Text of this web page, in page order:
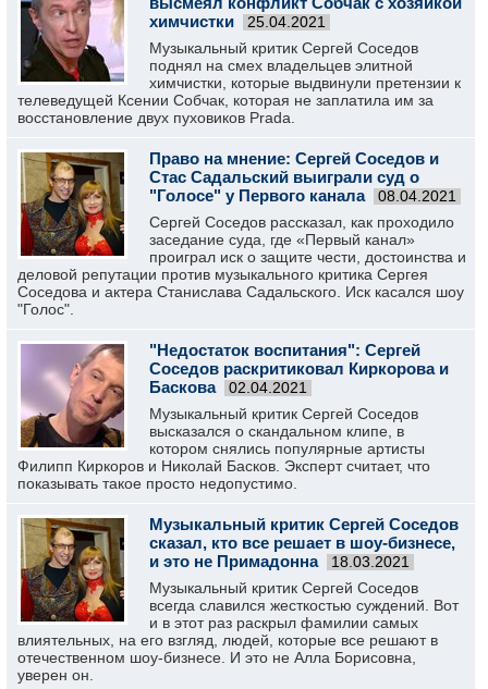
химчистки
25.04.2021
Музыкальный критик Сергей Соседов
поднял на смех владельцев элитной
химчистки, которые выдвинули претензии к
телеведущей Ксении Собчак, которая не заплатила им за
восстановление двух пуховиков Prada.
Право на мнение: Сергей Соседов и
Стас Садальский выиграли суд о
"Голосе" у Первого канала
08.04.2021
Сергей Соседов рассказал, как проходило
заседание суда, где «Первый канал»
проиграл иск о защите чести, достоинства и
деловой репутации против музыкального критика Сергея
Соседова и актера Станислава Садальского. Иск касался шоу
"Голос".
"Недостаток воспитания": Сергей
Соседов раскритиковал Киркорова и
Баскова
02.04.2021
Музыкальный критик Сергей Соседов
высказался о скандальном клипе, в
котором снялись популярные артисты
Филипп Киркоров и Николай Басков. Эксперт считает, что
показывать такое просто недопустимо.
Музыкальный критик Сергей Соседов
сказал, кто все решает в шоу-бизнесе,
и это не Примадонна
18.03.2021
Музыкальный критик Сергей Соседов
всегда славился жесткостью суждений. Вот
и в этот раз раскрыл фамилии самых
влиятельных, на его взгляд, людей, которые все решают в
отечественном шоу-бизнесе. И это не Алла Борисовна,
уверен он.